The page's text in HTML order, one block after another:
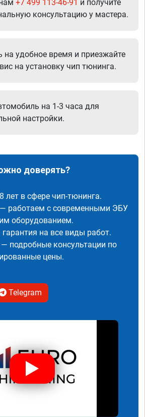
+7 499 113-46-91 и получите
консультацию у мастера.
на удобное время и приезжайте
на установку чип тюнинга.
на 1-3 часа для
настройки.
доверять?
лет в сфере чип-тюнинга.
— работаем с современными ЭБУ
оборудованием.
на все виды работ.
подробные консультации по
цены.
Telegram